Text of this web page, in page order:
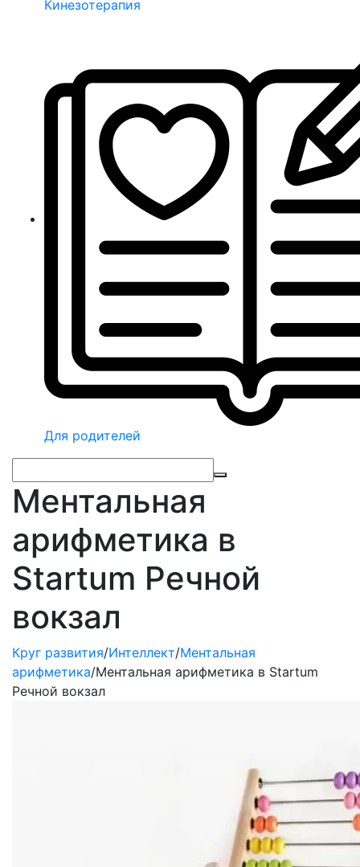
Кинезотерапия
Для родителей
Ментальная
арифметика в
Startum Речной
вокзал
Круг развития/Интеллект/Ментальная
арифметика/Ментальная арифметика в Startum
Речной вокзал